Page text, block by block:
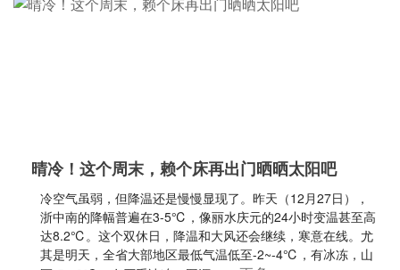
晴冷！这个周末，赖个床再出门晒晒太阳吧
冷空气虽弱，但降温还是慢慢显现了。昨天（12月27日），
浙中南的降幅普遍在3-5℃，像丽水庆元的24小时变温甚至高
达8.2℃。这个双休日，降温和大风还会继续，寒意在线。尤
其是明天，全省大部地区最低气温低至-2~-4℃，有冰冻，山